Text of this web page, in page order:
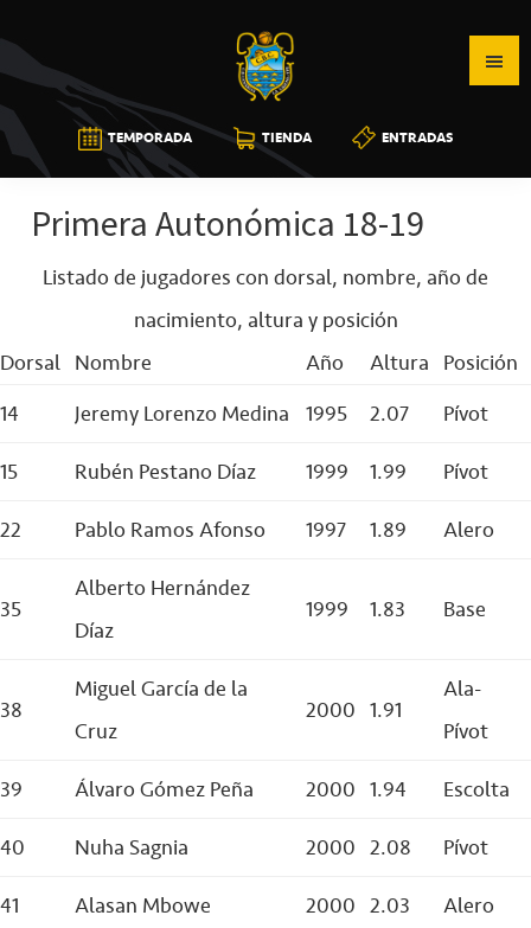
a
la
navegación
principal
al
contenido
principal
a
la
barra
lateral
principal
CB
CANARIAS
TEMPORADA TIENDA ENTRADAS
Primera Autonómica 18-19
Listado de jugadores con dorsal, nombre, año de
nacimiento, altura y posición
Dorsal Nombre Año Altura Posición
14
Jeremy Lorenzo Medina 1995 2.07
Pívot
15
Rubén Pestano Díaz 1999 1.99
Pívot
22
Pablo Ramos Afonso 1997 1.89 Alero
35
Alberto Hernández
Díaz
1999 1.83 Base
38
Miguel García de la
Cruz
2000 1.91
Ala-
Pívot
39
Álvaro Gómez Peña 2000 1.94
Escolta
40
Nuha Sagnia 2000 2.08
Pívot
41
Alasan Mbowe 2000 2.03 Alero